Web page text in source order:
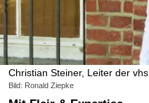
Christian Steiner, Leiter der vhs
Bild: Ronald Ziepke